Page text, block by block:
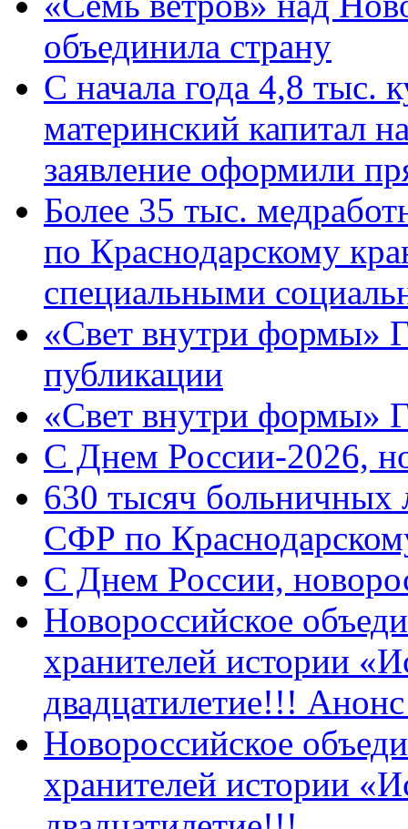
объединила страну
С начала года 4,8 тыс.
материнский капитал
заявление оформили
Более 35 тыс.
по Краснодарскому
специальными
«Свет внутри формы»
публикации
«Свет внутри формы»
C Днем России-2026,
630 тысяч больничных
СФР по
C Днем России,
Новороссийское
хранителей истории
двадцатилетие!!!
Новороссийское
хранителей истории